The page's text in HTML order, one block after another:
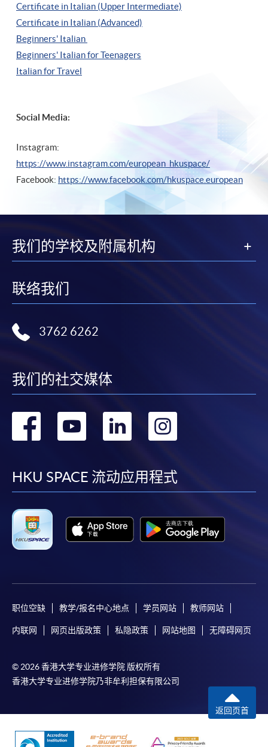
Certificate in Italian (Upper Intermediate)
Certificate in Italian (Advanced)
Beginners' Italian
Beginners' Italianfor Teenagers
Italian for Travel
Social Media:
Instagram:
https://www.instagram.com/european_hkuspace/
Facebook: https://www.facebook.com/hkuspace.european
我们的学校及附属机构
联络我们
3762 6262
我们的社交媒体
转
facebook
转
youtube
转
linkedin
HKU SPACE 流动应用程式
职位空缺 教学/报名中心地点 学员网站 教师网站
内联网 网页出版政策 私隐政策 网站地图 无障碍网页
© 2026 香港大学专业进修学院 版权所有
香港大学专业进修学院乃非牟利担保有限公司
返回页首